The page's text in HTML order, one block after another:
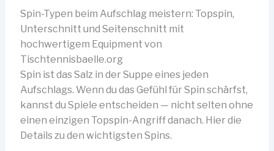
Spin-Typen beim Aufschlag meistern: Topspin,
Unterschnitt und Seitenschnitt mit
hochwertigem Equipment von
Tischtennisbaelle.org
Spin ist das Salz in der Suppe eines jeden
Aufschlags. Wenn du das Gefühl für Spin schärfst,
kannst du Spiele entscheiden — nicht selten ohne
einen einzigen Topspin-Angriff danach. Hier die
Details zu den wichtigsten Spins.